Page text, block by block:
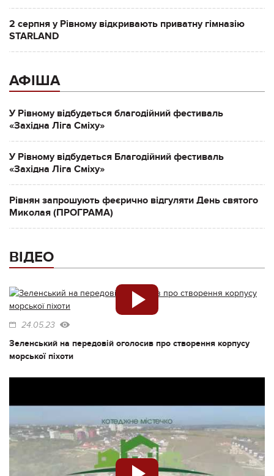
2 серпня у Рівному відкривають приватну гімназію
STARLAND
АФІША
У Рівному відбудеться благодійний фестиваль
«Західна Ліга Сміху»
У Рівному відбудеться Благодійний фестиваль
«Західна Ліга Сміху»
Рівнян запрошують феєрично відгуляти День святого
Миколая (ПРОГРАМА)
ВІДЕО
24.05.23
Зеленський на передовій оголосив про створення корпусу
морської піхоти